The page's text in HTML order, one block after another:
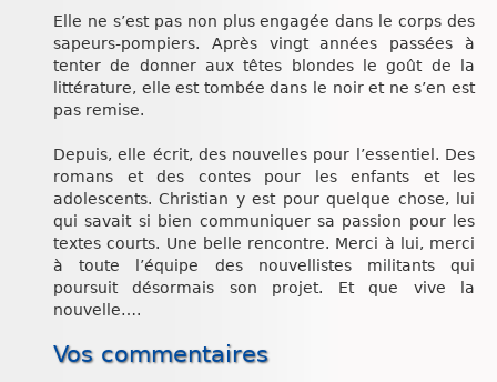
Elle ne s’est pas non plus engagée dans le corps des
sapeurs-pompiers. Après vingt années passées à
tenter de donner aux têtes blondes le goût de la
littérature, elle est tombée dans le noir et ne s’en est
pas remise.
Depuis, elle écrit, des nouvelles pour l’essentiel. Des
romans et des contes pour les enfants et les
adolescents. Christian y est pour quelque chose, lui
qui savait si bien communiquer sa passion pour les
textes courts. Une belle rencontre. Merci à lui, merci
à toute l’équipe des nouvellistes militants qui
poursuit désormais son projet. Et que vive la
nouvelle….
Vos commentaires